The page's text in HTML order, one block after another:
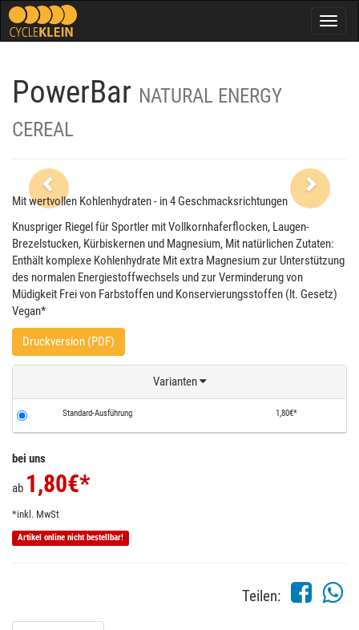
PowerBar NATURAL ENERGY
CEREAL
Previous Next
Mit wertvollen Kohlenhydraten - in 4 Geschmacksrichtungen
Knuspriger Riegel für Sportler mit Vollkornhaferflocken, Laugen-
Brezelstucken, Kürbiskernen und Magnesium, Mit natürlichen Zutaten:
Enthält komplexe Kohlenhydrate Mit extra Magnesium zur Unterstützung
des normalen Energiestoffwechsels und zur Verminderung von
Müdigkeit Frei von Farbstoffen und Konservierungsstoffen (lt. Gesetz)
Vegan*
Druckversion (PDF)
Varianten
Standard-Ausführung 1,80€*
bei uns
ab 1,80€*
*inkl. MwSt
Artikel online nicht bestellbar!
Teilen: